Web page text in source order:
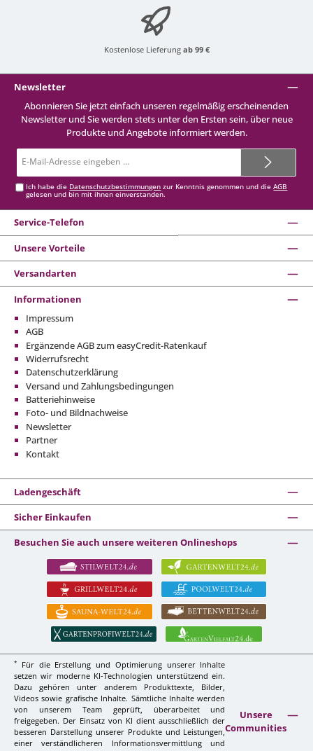
Kostenlose Lieferung ab 99 €
Newsletter
Abonnieren Sie jetzt einfach unseren regelmäßig erscheinenden
Newsletter und Sie werden stets unter den Ersten sein, über neue
Produkte und Angebote informiert werden.
Mail-
Ich habe die Datenschutzbestimmungen zur Kenntnis genommen und dieAGB
gelesen und bin mit ihnen einverstanden.
Service-Telefon
Unsere Vorteile
Versandarten
Informationen
Impressum
AGB
Ergänzende AGB zum easyCredit-Ratenkauf
Widerrufsrecht
Datenschutzerklärung
Versand und Zahlungsbedingungen
Batteriehinweise
Foto- und Bildnachweise
Newsletter
Partner
Kontakt
Ladengeschäft
Sicher Einkaufen
Besuchen Sie auch unsere weiteren Onlineshops
*
Für die Erstellung und Optimierung unserer Inhalte
setzen wir moderne KI-Technologien unterstützend ein.
Dazu gehören unter anderem Produkttexte, Bilder,
Videos sowie grafische Inhalte. Sämtliche Inhalte werden
von unserem Team geprüft, überarbeitet und
freigegeben. Der Einsatz von KI dient ausschließlich der
besseren Darstellung unserer Produkte und Leistungen,
einer verständlicheren Informationsvermittlung und
Unsere
Communities